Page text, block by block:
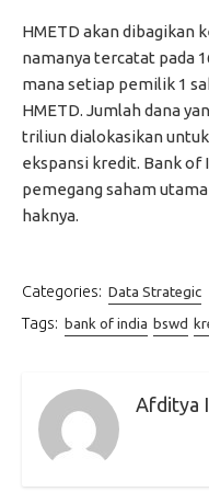
HMETD akan dibagikan
namanya tercatat pada
mana setiap pemilik 1
HMETD. Jumlah dana
triliun dialokasikan
ekspansi kredit. Bank of
pemegang saham
haknya.
Categories: Data Strategic
Tags: bank of india bswd
Afditya